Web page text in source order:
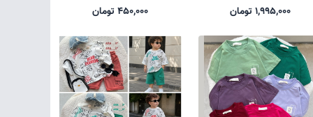
1,995,000 تومان
450,000 تومان